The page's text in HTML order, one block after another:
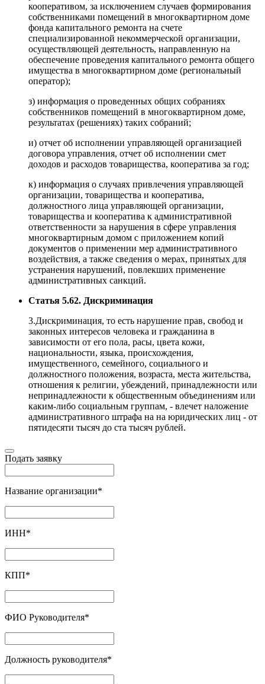
кооперативом, за исключением случаев формирования
собственниками помещений в многоквартирном доме
фонда капитального ремонта на счете
специализированной некоммерческой организации,
осуществляющей деятельность, направленную на
обеспечение проведения капитального ремонта общего
имущества в многоквартирном доме (региональный
оператор);
з) информация о проведенных общих собраниях
собственников помещений в многоквартирном доме,
результатах (решениях) таких собраний;
и) отчет об исполнении управляющей организацией
договора управления, отчет об исполнении смет
доходов и расходов товарищества, кооператива за год;
к) информация о случаях привлечения управляющей
организации, товарищества и кооператива,
должностного лица управляющей организации,
товарищества и кооператива к административной
ответственности за нарушения в сфере управления
многоквартирным домом с приложением копий
документов о применении мер административного
воздействия, а также сведения о мерах, принятых для
устранения нарушений, повлекших применение
административных санкций.
Статья 5.62. Дискриминация
3.Дискриминация, то есть нарушение прав, свобод и
законных интересов человека и гражданина в
зависимости от его пола, расы, цвета кожи,
национальности, языка, происхождения,
имущественного, семейного, социального и
должностного положения, возраста, места жительства,
отношения к религии, убеждений, принадлежности или
непринадлежности к общественным объединениям или
каким-либо социальным группам, - влечет наложение
административного штрафа на на юридических лиц - от
пятидесяти тысяч до ста тысяч рублей.
Подать заявку
Название организации*
ИНН*
КПП*
ФИО Руководителя*
Должность руководителя*